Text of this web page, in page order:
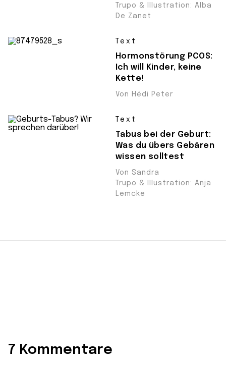
Trupo & Illustration: Alba
De Zanet
Text
Hormonstörung PCOS:
Ich will Kinder, keine
Kette!
Von Hédi Peter
Text
Tabus bei der Geburt:
Was du übers Gebären
wissen solltest
Von Sandra
Trupo & Illustration: Anja
Lemcke
7 Kommentare